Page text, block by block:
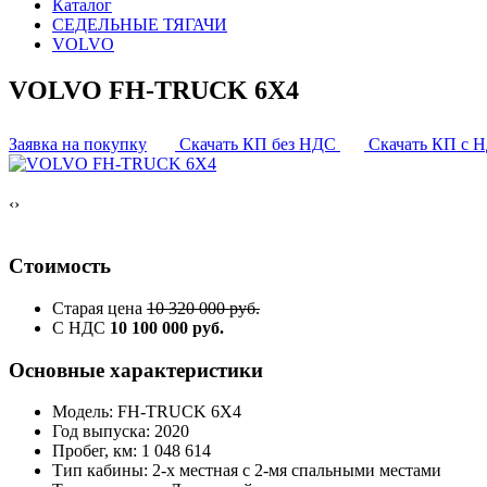
Каталог
СЕДЕЛЬНЫЕ ТЯГАЧИ
VOLVO
VOLVO FH-TRUCK 6X4
Заявка на покупку Скачать КП без НДС Скачать КП с
‹›
Стоимость
Старая цена 10 320 000 руб.
С НДС 10 100 000 руб.
Основные характеристики
Модель: FH-TRUCK 6X4
Год выпуска: 2020
Пробег, км: 1 048 614
Тип кабины: 2-х местная с 2-мя спальными местами